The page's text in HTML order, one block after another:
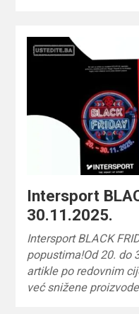
Intersport
30.11.2025.
Intersport BLACK
popustima!Od 20. do
artikle po redovnim
već snižene